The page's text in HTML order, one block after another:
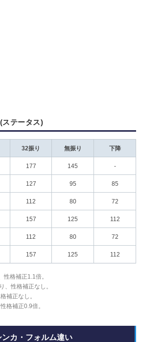
ステータス)
32振り 無振り 下降
177 145 -
127 95 85
112 80 72
157 125 112
112 80 72
157 125 112
格補正1.1倍。
、性格補正なし。
補正なし。
格補正0.9倍。
カ・フォルム違い